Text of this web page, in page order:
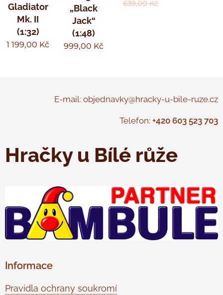
Gladiator
Mk. II
(1:32)
1 199,00 Kč
„Black
Jack“
(1:48)
999,00 Kč
639,00Kč
E-mail: objednavky@hracky-u-bile-ruze.cz
Telefon: +420 603 523 703
Hračky u Bílé růže
Informace
Pravidla ochrany soukromí